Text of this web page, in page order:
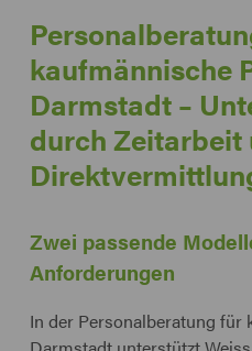
kaufmännische
Darmstadt –
durch Zeitarbeit
Zwei passende
Anforderungen
In der Personalberatung für